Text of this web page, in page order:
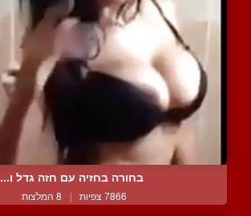
בחורה בחזיה עם חזה גדל ו...
7866 צפיות | 8 המלצות